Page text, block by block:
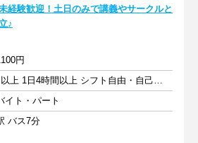
経験歓迎！土日のみで講義やサークルと
♪
円
週1日以上 1日4時間以上 シフト自由・自己申告
イト・パート
バス7分